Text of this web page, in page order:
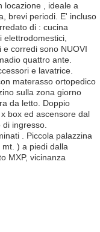
locazione , ideale a
brevi periodi. E' incluso
di : cucina
elettrodomestici,
corredi sono NUOVI
quattro ante.
e lavatrice.
materasso ortopedico
sulla zona giorno
da letto. Doppio
box ed ascensore dal
di ingresso.
. Piccola palazzina
) a piedi dalla
MXP, vicinanza